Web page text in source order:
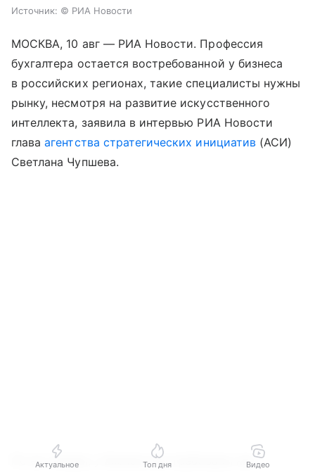
Источник: © РИА Новости
МОСКВА, 10 авг — РИА Новости. Профессия
бухгалтера остается востребованной у бизнеса
в российских регионах, такие специалисты нужны
рынку, несмотря на развитие искусственного
интеллекта, заявила в интервью РИА Новости
главаагентства стратегических инициатив(АСИ)
Светлана Чупшева.
По ее словам, у бизнеса востребованы как
Актуальное Топ дня Видео